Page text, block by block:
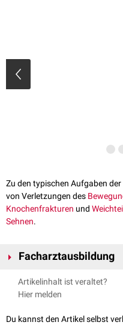
Zu den typischen Aufgaben
von Verletzungen des
Knochenfrakturen und
Sehnen.
Facharztausbildung
Die Übergänge zwischen der
fließend. Seit 2005 gibt es
Die Facharztausbildung dauert
Artikelinhalt ist veraltet?
Hier melden
Du kannst den Artikel selbst